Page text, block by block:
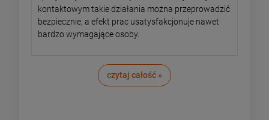
kontaktowym takie działania można przeprowadzić
bezpiecznie, a efekt prac usatysfakcjonuje nawet
bardzo wymagające osoby.
czytaj całość »